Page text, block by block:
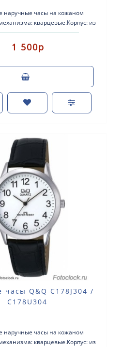
наручные часы на кожаном
кварцевые.Корпус: из
ремешок.Стекло:
мин..
1 500р
часы Q&Q C178J304 /
C178U304
наручные часы на кожаном
кварцевые.Корпус: из